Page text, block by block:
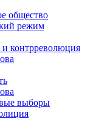
общество
режим
контрреволюция
выборы